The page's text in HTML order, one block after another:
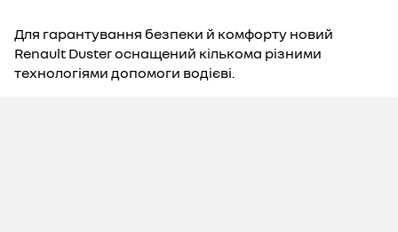
Для гарантування безпеки й комфорту новий
Renault Duster оснащений кількома різними
технологіями допомоги водієві.